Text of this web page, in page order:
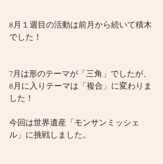
8月１週目の活動は前月から続いて積木
でした！
7月は形のテーマが「三角」でしたが、
8月に入りテーマは「複合」に変わりま
した！
今回は世界遺産「モンサンミッシェ
ル」に挑戦しました。